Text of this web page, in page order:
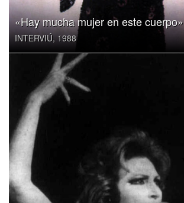
«Hay mucha mujer en este cuerpo»
INTERVIÚ, 1988